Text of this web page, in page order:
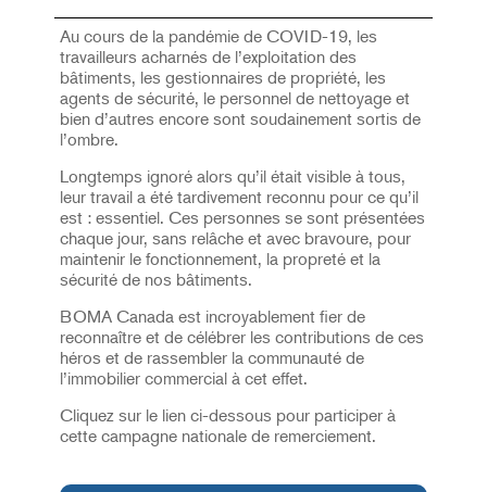
Au cours de la pandémie de COVID-19, les
travailleurs acharnés de l’exploitation des
bâtiments, les gestionnaires de propriété, les
agents de sécurité, le personnel de nettoyage et
bien d’autres encore sont soudainement sortis de
l’ombre.
Longtemps ignoré alors qu’il était visible à tous,
leur travail a été tardivement reconnu pour ce qu’il
est : essentiel. Ces personnes se sont présentées
chaque jour, sans relâche et avec bravoure, pour
maintenir le fonctionnement, la propreté et la
sécurité de nos bâtiments.
BOMA Canada est incroyablement fier de
reconnaître et de célébrer les contributions de ces
héros et de rassembler la communauté de
l’immobilier commercial à cet effet.
Cliquez sur le lien ci-dessous pour participer à
cette campagne nationale de remerciement.